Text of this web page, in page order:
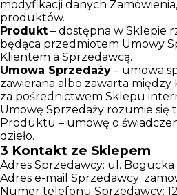
modyfikacji danych
produktów.
Produkt – dostępna w Sklepie
będąca przedmiotem Umowy
Klientem a Sprzedawcą.
Umowa Sprzedaży – umowa
zawierana albo zawarta między
za pośrednictwem Sklepu
Umowę Sprzedaży rozumie się
Produktu – umowę o
dzieło.
3 Kontakt ze Sklepem
Adres Sprzedawcy: ul.
Adres e-mail Sprzedawcy:
Numer telefonu Sprzedawcy: